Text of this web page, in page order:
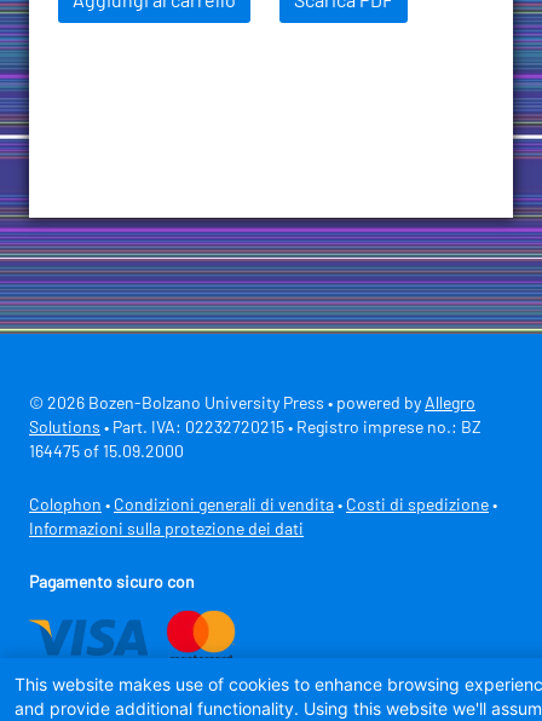
© 2026 Bozen-Bolzano University Press • powered by Allegro
Solutions • Part. IVA: 02232720215 • Registro imprese no.: BZ
164475 of 15.09.2000
Colophon • Condizioni generali di vendita • Costi di spedizione •
Informazioni sulla protezione dei dati
Pagamento sicuro con
This website makes use of cookies to enhance browsing
and provide additional functionality. Using this website we'll